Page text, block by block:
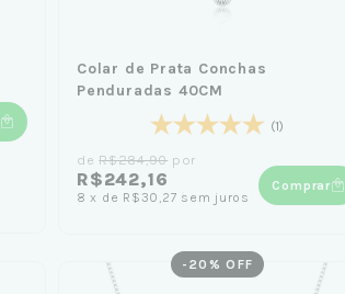
Colar de Prata Conchas
Penduradas 40CM
(1)
deR$284,90 por
R$242,16
8 x de R$30,27 sem juros
Comprar
- 20 % OFF